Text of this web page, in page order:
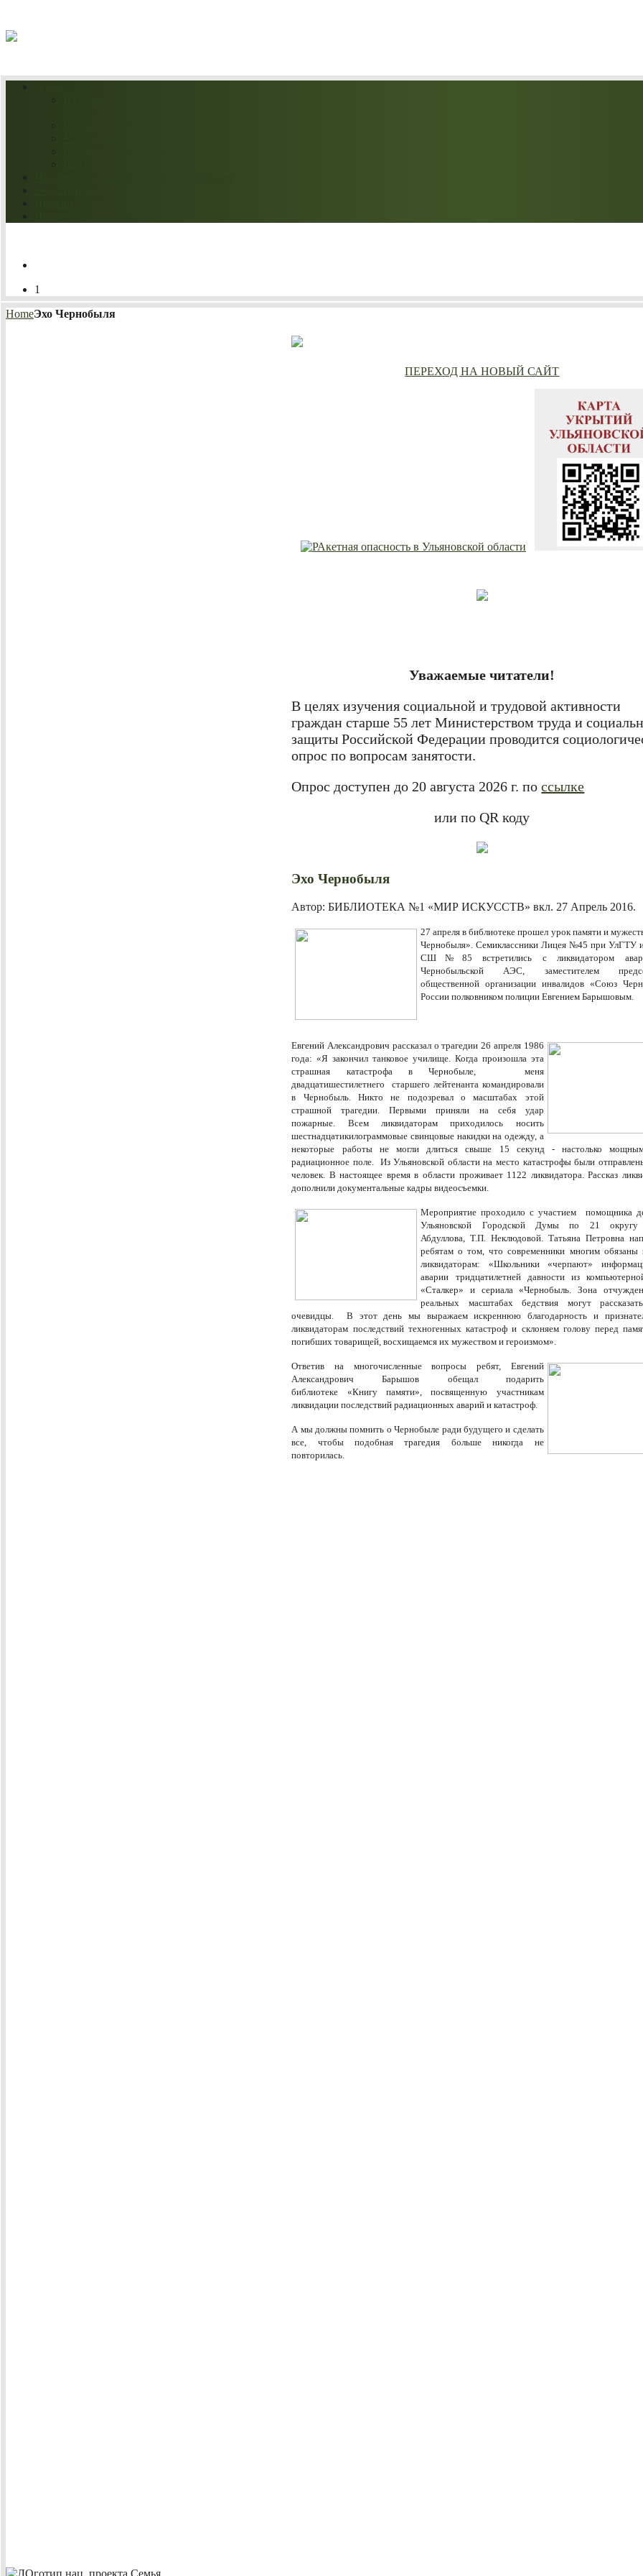
1
HomeЭхо Чернобыля
ПЕРЕХОД НА НОВЫЙ САЙТ
Уважаемые читатели!
В целях изучения социальной и трудовой активности
граждан старше 55 лет Министерством труда и
защиты Российской Федерации проводится
опрос по вопросам занятости.
Опрос доступен до 20 августа 2026 г. поссылке
или по QR коду
Эхо Чернобыля
Автор: БИБЛИОТЕКА №1 «МИР ИСКУССТВ» вкл. 27 Апрель 2016.
27 апреляв библиотекепрошел урок памяти и
Чернобыля». Семиклассники Лицея №45 при
СШ№85 встретились с ликвидатором
Чернобыльской АЭС, заместителем
общественной организации инвалидов «Союз
России полковником полиции Евгением Барышовым.
Евгений Александрович рассказал о трагедии 26 апреля 1986
года: «Я закончил танковое училище. Когда произошла эта
страшная катастрофа в Чернобыле, меня
двадцатишестилетнего старшего лейтенанта командировали
в Чернобыль. Никто не подозревал о масштабах этой
страшной трагедии. Первыми приняли на себя удар
пожарные. Всем ликвидаторам приходилось носить
шестнадцатикилограммовые свинцовые накидки на одежду, а
некоторые работы не могли длиться свыше 15 секунд - настолько
радиационное поле. Из Ульяновской области на место катастрофы были
человек. В настоящее время в области проживает 1122 ликвидатора. Рассказ
дополнили документальные кадры видеосъемки.
Мероприятие проходило с участием помощника
Ульяновской Городской Думы по 21
Абдуллова,Т.П. Неклюдовой. Татьяна Петровна
ребятам о том, что современники многим обязаны
ликвидаторам: «Школьники «черпают»
аварии тридцатилетней давности из
«Сталкер» и сериала «Чернобыль. Зона
реальных масштабах бедствия могут
очевидцы. В этот день мы выражаем искреннюю благодарность и
ликвидаторам последствий техногенных катастроф и склоняем голову перед
погибших товарищей, восхищаемся их мужеством и героизмом».
Ответив на многочисленные вопросы ребят, Евгений
Александрович Барышов обещал подарить
библиотеке «Книгу памяти», посвященную участникам
ликвидации последствий радиационных аварий и катастроф.
А мы должны помнить о Чернобыле ради будущего и сделать
все, чтобы подобная трагедия больше никогда не
повторилась.